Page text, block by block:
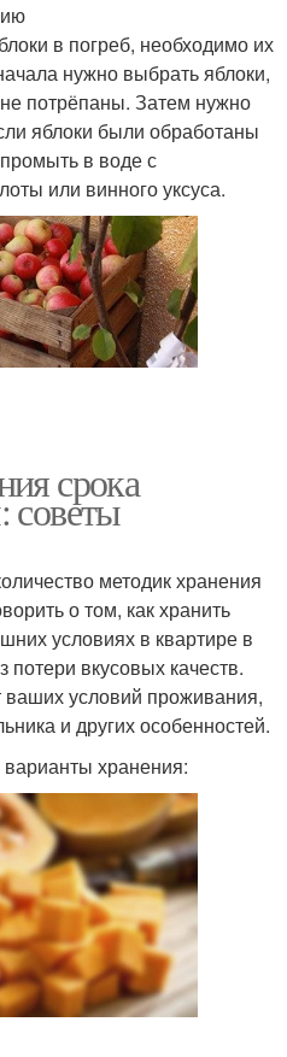
в погреб, необходимо их
нужно выбрать яблоки,
потрёпаны. Затем нужно
яблоки были обработаны
в воде с
или винного уксуса.
срока
советы
методик хранения
о том, как хранить
условиях в квартире в
потери вкусовых качеств.
ваших условий проживания,
и других особенностей.
хранения: